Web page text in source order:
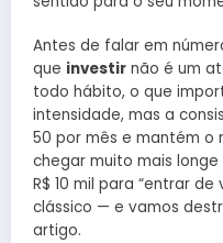
Antes de falar em
que investir não é um
todo hábito, o que
intensidade, mas a
50 por mês e mantém o
chegar muito mais
R$ 10 mil para “entrar de
clássico — e vamos
artigo.